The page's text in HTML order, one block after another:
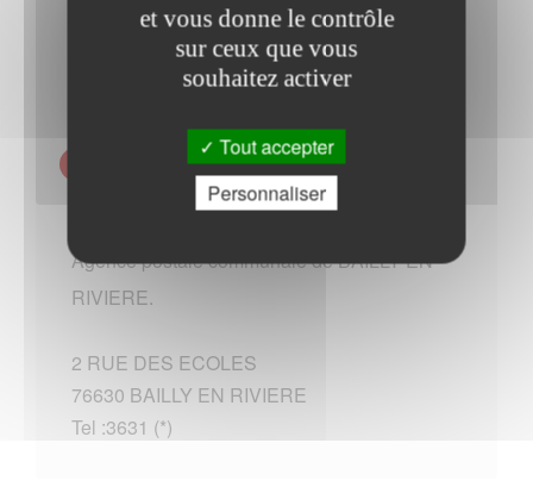
ACCES SUR LE SITE DE LA POSTE
Agence postale communale de BAILLY EN
RIVIERE.
2 RUE DES ECOLES
76630 BAILLY EN RIVIERE
Tel :3631 (*)
et vous donne le contrôle
sur ceux que vous
souhaitez activer
Tout accepter
Personnaliser